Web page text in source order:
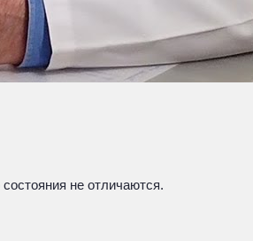
не отличаются.